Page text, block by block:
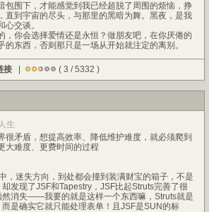
围下，才能感觉到我已经超脱了周围的烦恼，挣
直到宇宙的尽头，与那里的黑暗为舞。黑夜，是我
交谈。
你会选择爱情还是永恒？做朋友吧，在你厌倦的
东西，否则那只是一场从开始就注定的离别。
接 ( 3 / 5332 )
生
矛盾，想提高效率、降低维护难度，就必须爬到
大难度、更费时间的过程
迷失方向，到处都会撞到装满财宝的箱子，不是
发现了JSF和Tapestry，JSF比起Struts完善了很
然消失——我要的就是这样一个东西嘛，Struts就是
是确实它就只能处理表单！且JSF是SUN的标